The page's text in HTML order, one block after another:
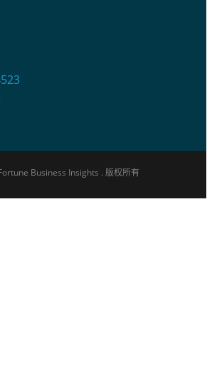
Business Insights . 版权所有